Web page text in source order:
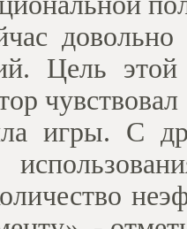
Цель
игры. С